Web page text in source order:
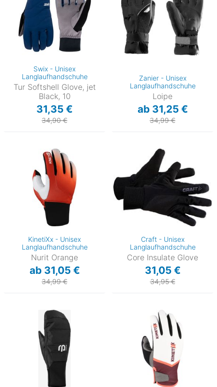
Swix - Unisex
Langlaufhandschuhe
Tur Softshell Glove, jet
Black, 10
31,35 €
34,90 €
Zanier - Unisex
Langlaufhandschuhe
Loipe
ab 31,25 €
34,99 €
KinetiXx - Unisex
Langlaufhandschuhe
Nurit Orange
ab 31,05 €
34,99 €
Craft - Unisex
Langlaufhandschuhe
Core Insulate Glove
31,05 €
34,95 €